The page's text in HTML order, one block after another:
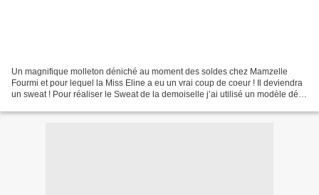
Un magnifique molleton déniché au moment des soldes chez Mamzelle
Fourmi et pour lequel la Miss Eline a eu un vrai coup de coeur ! Il deviendra
un sweat ! Pour réaliser le Sweat de la demoiselle j’ai utilisé un modèle déjà